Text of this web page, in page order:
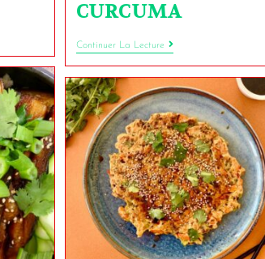
CURCUMA
Continuer La Lecture